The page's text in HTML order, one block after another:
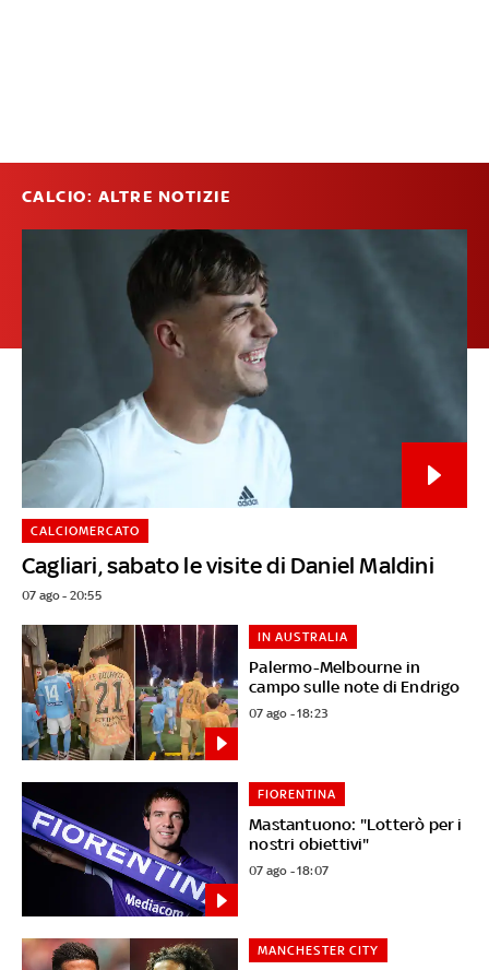
CALCIO: ALTRE NOTIZIE
Cagliari, sabato le visite di Daniel Maldini
CALCIOMERCATO
07 ago - 20:55
Palermo-Melbourne in
campo sulle note di Endrigo
IN AUSTRALIA
07 ago - 18:23
Mastantuono: "Lotterò per i
nostri obiettivi"
FIORENTINA
07 ago - 18:07
MANCHESTER CITY